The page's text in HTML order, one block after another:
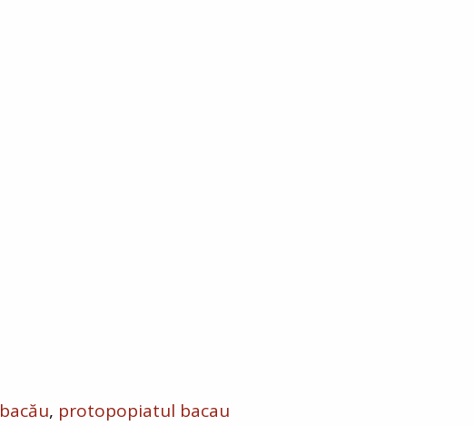
bacău protopopiatul bacau